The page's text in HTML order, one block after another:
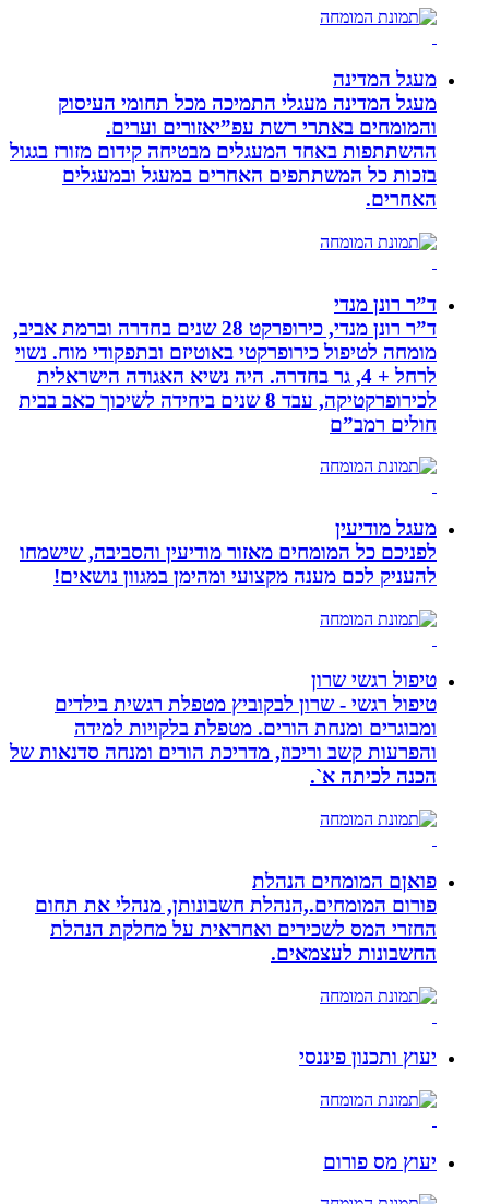
מעגל המדינה
מעגל המדינה מעגלי התמיכה מכל תחומי העיסוק
והמומחים באתרי רשת עפ”יאזורים וערים.
ההשתתפות באחד המעגלים מבטיחה קידום מזורז בגגול
בזכות כל המשתתפים האחרים במעגל ובמעגלים
האחרים.
ד”ר רונן מנדי
ד”ר רונן מנדי, כירופרקט 28 שנים בחדרה וברמת אביב,
מומחה לטיפול כירופרקטי באוטיזם ובתפקודי מוח. נשוי
לרחל + 4, גר בחדרה. היה נשיא האגודה הישראלית
לכירופרקטיקה, עבד 8 שנים ביחידה לשיכוך כאב בבית
חולים רמב”ם
מעגל מודיעין
לפניכם כל המומחים מאזור מודיעין והסביבה, שישמחו
להעניק לכם מענה מקצועי ומהימן במגוון נושאים!
טיפול רגשי שרון
טיפול רגשי - שרון לבקוביץ מטפלת רגשית בילדים
ומבוגרים ומנחת הורים. מטפלת בלקויות למידה
והפרעות קשב וריכוז, מדריכת הורים ומנחה סדנאות של
הכנה לכיתה א`.
פואןם המומחים הנהלת
פורום המומחים.,הנהלת חשבונותן, מנהלי את תחום
החזרי המס לשכירים ואחראית על מחלקת הנהלת
החשבונות לעצמאים.
יעוץ ותכנון פיננסי
יעוץ מס פורום